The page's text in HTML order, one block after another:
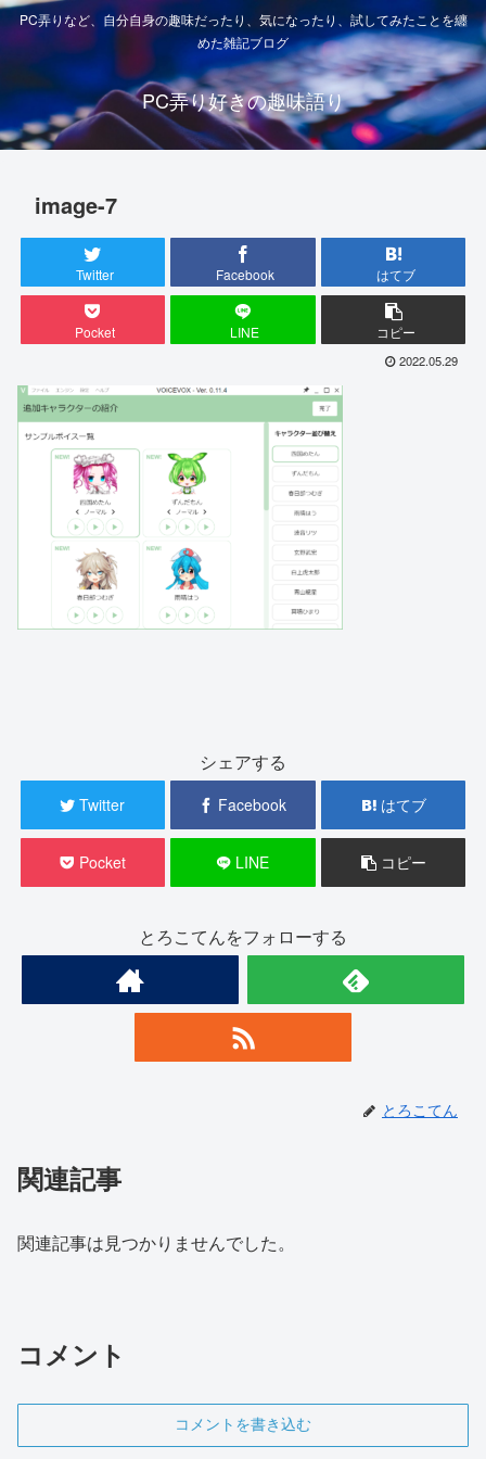
PC弄りなど、自分自身の趣味だったり、気になったり、試してみたことを纏
めた雑記ブログ
PC弄り好きの趣味語り
image-7
Twitter Facebook はてブ
Pocket LINE コピー
2022.05.29
シェアする
Twitter Facebook はてブ
Pocket LINE コピー
とろこてんをフォローする
とろこてん
関連記事
関連記事は見つかりませんでした。
コメント
コメントを書き込む